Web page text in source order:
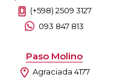
(+598) 2509 3127
093 847 813
Paso Molino
Agraciada 4177